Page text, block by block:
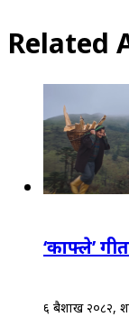
Related
‘काफ्ले’
६ बैशाख २०८२,